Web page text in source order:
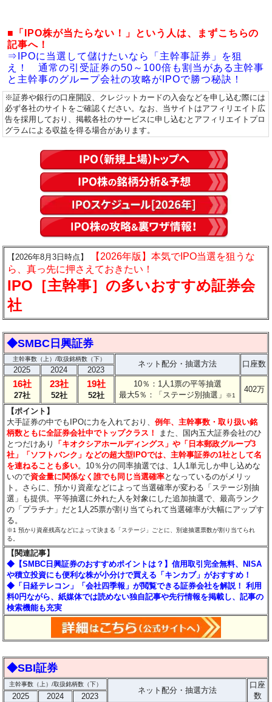
■「IPO株が当たらない！」という人は、まずこちらの
記事へ！
⇒IPOに当選して儲けたいなら「主幹事証券」を狙
え！ 通常の引受証券の50～100倍も割当がある主幹事
と主幹事のグループ会社の攻略がIPOで勝つ秘訣！
※証券や銀行の口座開設、クレジットカードの入会などを申し込む際には
必ず各社のサイトをご確認ください。なお、当サイトはアフィリエイト広
告を採用しており、掲載各社のサービスに申し込むとアフィリエイトプロ
グラムによる収益を得る場合があります。
【2026年8月3日時点】
【2026年版】本気でIPO当選を狙うな
ら、真っ先に押さえておきたい！
IPO［主幹事］の多いおすすめ証券会
社
◆SMBC日興証券
主幹事数（上）/取扱銘柄数（下）
ネット配分・抽選方法 口座数
2025 2024 2023
16社
27社
23社
52社
19社
52社
10％：1人1票の平等抽選
最大5％：「ステージ別抽選」
※1
402万
【ポイント】
大手証券の中でもIPOに力を入れており、例年、主幹事数・取り扱い銘
柄数ともに全証券会社中でトップクラス！
また、国内五大証券会社のひ
とつだけあり
「キオクシアホールディングス」や「日本郵政グループ3
社」「ソフトバンク」などの超大型IPOでは、主幹事証券の1社として名
を連ねることも多い。10％分の同率抽選では、1人1単元しか申し込めな
いので資金量に関係なく誰でも同じ当選確率となっているのがメリッ
ト。さらに、預かり資産などによって当選確率が変わる「ステージ別抽
選」も提供。平等抽選に外れた人を対象にした追加抽選で、最高ランク
の「プラチナ」だと1人25票が割り当てられて当選確率が大幅にアップす
る。
※1 預かり資産残高などによって決まる「ステージ」ごとに、別途抽選票数が割り当てられ
る。
【関連記事】
◆【SMBC日興証券のおすすめポイントは？】信用取引完全無料、NISA
や積立投資にも便利な株が小分けで買える「キンカブ」がおすすめ！
◆「日経テレコン」「会社四季報」が閲覧できる証券会社を解説！ 利用
料0円ながら、紙媒体では読めない独自記事や先行情報を掲載し、記事の
検索機能も充実
◆SBI証券
主幹事数（上）/取扱銘柄数（下）
ネット配分・抽選方法
口座
数
2025 2024 2023